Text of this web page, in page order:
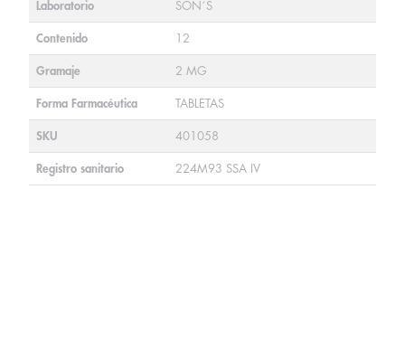
Laboratorio SON´S
Contenido 12
Gramaje 2 MG
Forma Farmacéutica TABLETAS
SKU 401058
Registro sanitario 224M93 SSA IV